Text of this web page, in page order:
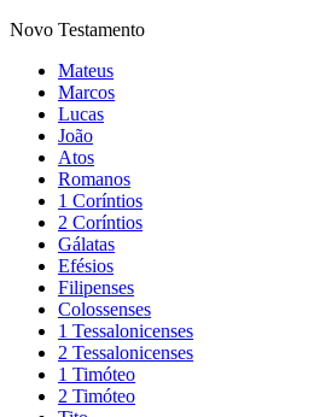
Novo Testamento
Mateus
Marcos
Lucas
João
Atos
Romanos
1 Coríntios
2 Coríntios
Gálatas
Efésios
Filipenses
Colossenses
1 Tessalonicenses
2 Tessalonicenses
1 Timóteo
2 Timóteo